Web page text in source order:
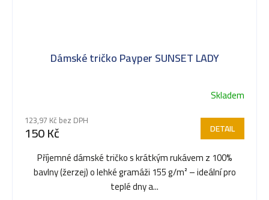
Dámské tričko Payper SUNSET LADY
Skladem
123,97 Kč bez DPH
150 Kč DETAIL
Příjemné dámské tričko s krátkým rukávem z 100%
bavlny (žerzej) o lehké gramáži 155 g/m² – ideální pro
teplé dny a...